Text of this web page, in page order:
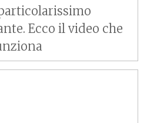
Ecco il video che